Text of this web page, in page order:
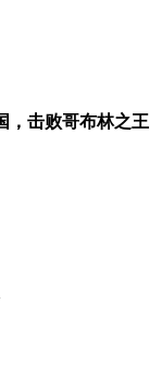
，击败哥布林之王